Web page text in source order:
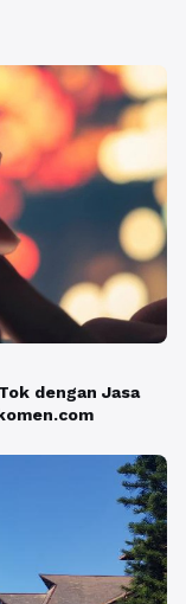
dengan Jasa